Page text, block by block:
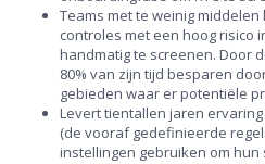
Teams met te weinig
controles met een hoog risico
handmatig te screenen. Door
80% van zijn tijd besparen
gebieden waar er potentiële
Levert tientallen jaren
(de vooraf gedefinieerde
instellingen gebruiken om